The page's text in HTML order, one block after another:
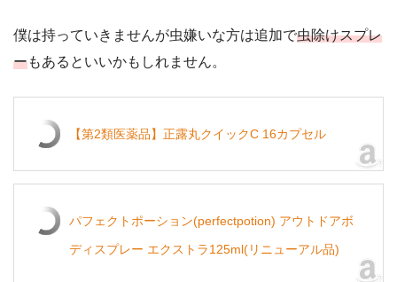
僕は持っていきませんが虫嫌いな方は追加で虫除けスプレ
ーもあるといいかもしれません。
【第2類医薬品】正露丸クイックC 16カプセル
パフェクトポーション(perfectpotion) アウトドアボ
ディスプレー エクストラ125ml(リニューアル品)